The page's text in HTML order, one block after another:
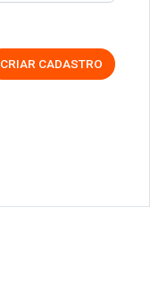
CRIAR CADASTRO